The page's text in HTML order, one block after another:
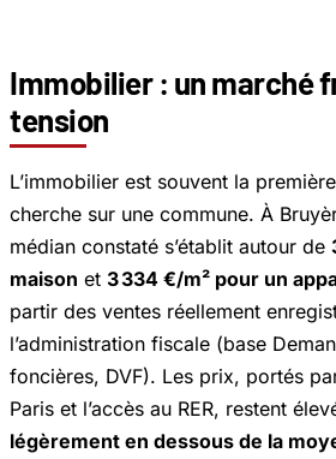
Immobilier : un marché
tension
L’immobilier est souvent la
cherche sur une commune. À
médian constaté s’établit autour de
maison et 3 334 €/m² pour un
partir des ventes réellement
l’administration fiscale (base
foncières, DVF). Les prix, portés
Paris et l’accès au RER, restent
légèrement en dessous de la